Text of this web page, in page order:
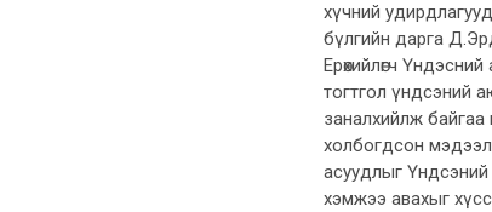
хүчний
бүлгийн дарга
Ерөхийлөгч
тогтгол үндсэний
заналхийлж
холбогдсон
асуудлыг Үндсэний
хэмжээ авахыг